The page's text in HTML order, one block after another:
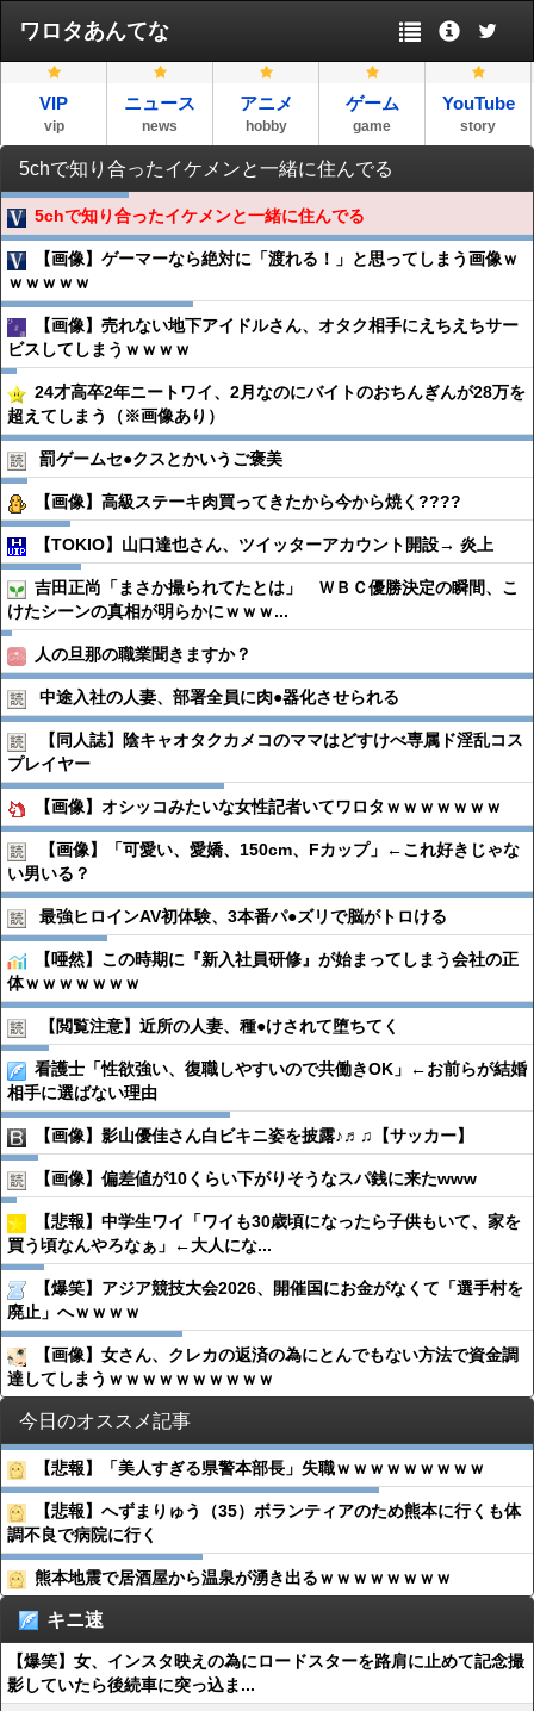
ワロタあんてな
VIP
vip
ニュース
news
アニメ
hobby
ゲーム
game
YouTube
story
5chで知り合ったイケメンと一緒に住んでる
5chで知り合ったイケメンと一緒に住んでる
【画像】ゲーマーなら絶対に「渡れる！」と思ってしまう画像ｗ
ｗｗｗｗｗ
【画像】売れない地下アイドルさん、オタク相手にえちえちサー
ビスしてしまうｗｗｗｗ
24才高卒2年ニートワイ、2月なのにバイトのおちんぎんが28万を
超えてしまう（※画像あり）
罰ゲームセ●︎クスとかいうご褒美
【画像】高級ステーキ肉買ってきたから今から焼く????
【TOKIO】山口達也さん、ツイッターアカウント開設→ 炎上
吉田正尚「まさか撮られてたとは」 ＷＢＣ優勝決定の瞬間、こ
けたシーンの真相が明らかにｗｗｗ...
人の旦那の職業聞きますか？
中途入社の人妻、部署全員に肉●︎器化させられる
【同人誌】陰キャオタクカメコのママはどすけべ専属ド淫乱コス
プレイヤー
【画像】オシッコみたいな女性記者いてワロタｗｗｗｗｗｗｗ
【画像】「可愛い、愛嬌、150cm、Fカップ」←これ好きじゃな
い男いる？
最強ヒロインAV初体験、3本番パ●︎ズリで脳がトロける
【唖然】この時期に『新入社員研修』が始まってしまう会社の正
体ｗｗｗｗｗｗｗ
【閲覧注意】近所の人妻、種●︎けされて堕ちてく
看護士「性欲強い、復職しやすいので共働きOK」←お前らが結婚
相手に選ばない理由
【画像】影山優佳さん白ビキニ姿を披露♪♬♫【サッカー】
【画像】偏差値が10くらい下がりそうなスパ銭に来たwww
【悲報】中学生ワイ「ワイも30歳頃になったら子供もいて、家を
買う頃なんやろなぁ」←大人にな...
【爆笑】アジア競技大会2026、開催国にお金がなくて「選手村を
廃止」へｗｗｗｗ
【画像】女さん、クレカの返済の為にとんでもない方法で資金調
達してしまうｗｗｗｗｗｗｗｗｗｗ
今日のオススメ記事
【悲報】「美人すぎる県警本部長」失職ｗｗｗｗｗｗｗｗｗ
【悲報】へずまりゅう（35）ボランティアのため熊本に行くも体
調不良で病院に行く
熊本地震で居酒屋から温泉が湧き出るｗｗｗｗｗｗｗｗ
キニ速
【爆笑】女、インスタ映えの為にロードスターを路肩に止めて記念撮
影していたら後続車に突っ込ま...